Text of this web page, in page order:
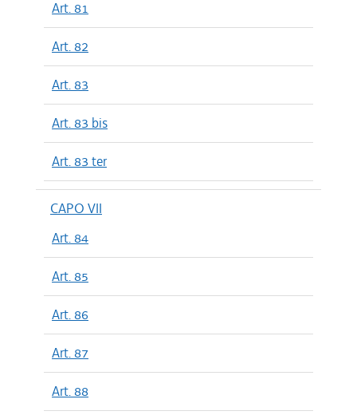
Art. 81
Art. 82
Art. 83
Art. 83 bis
Art. 83 ter
CAPO VII
Art. 84
Art. 85
Art. 86
Art. 87
Art. 88